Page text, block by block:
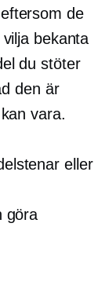
de
bekanta
du stöter
den är
vara.
eller
göra